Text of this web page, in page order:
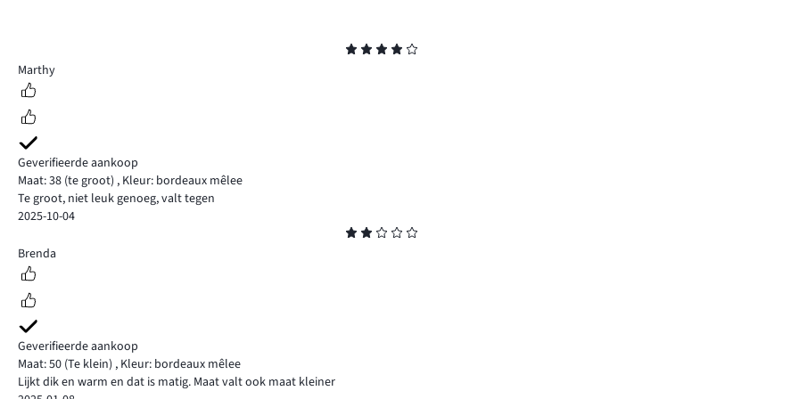
4
Marthy
Geverifieerde aankoop
Maat: 38 (te groot) , Kleur: bordeaux mêlee
Te groot, niet leuk genoeg, valt tegen
2025-10-04
2
Brenda
Geverifieerde aankoop
Maat: 50 (Te klein) , Kleur: bordeaux mêlee
Lijkt dik en warm en dat is matig. Maat valt ook maat kleiner